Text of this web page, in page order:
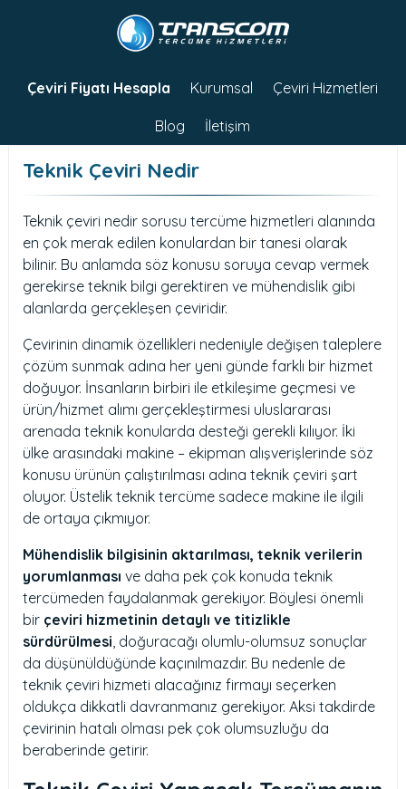
Çeviri Fiyatı Hesapla Kurumsal Çeviri Hizmetleri
Blog İletişim
Teknik Çeviri Nedir
Teknik çeviri nedir sorusu tercüme hizmetleri alanında
en çok merak edilen konulardan bir tanesi olarak
bilinir. Bu anlamda söz konusu soruya cevap vermek
gerekirse teknik bilgi gerektiren ve mühendislik gibi
alanlarda gerçekleşen çeviridir.
Çevirinin dinamik özellikleri nedeniyle değişen taleplere
çözüm sunmak adına her yeni günde farklı bir hizmet
doğuyor. İnsanların birbiri ile etkileşime geçmesi ve
ürün/hizmet alımı gerçekleştirmesi uluslararası
arenada teknik konularda desteği gerekli kılıyor. İki
ülke arasındaki makine – ekipman alışverişlerinde söz
konusu ürünün çalıştırılması adına teknik çeviri şart
oluyor. Üstelik teknik tercüme sadece makine ile ilgili
de ortaya çıkmıyor.
Mühendislik bilgisinin aktarılması, teknik verilerin
yorumlanması ve daha pek çok konuda teknik
tercümeden faydalanmak gerekiyor. Böylesi önemli
bir çeviri hizmetinin detaylı ve titizlikle
sürdürülmesi, doğuracağı olumlu-olumsuz sonuçlar
da düşünüldüğünde kaçınılmazdır. Bu nedenle de
teknik çeviri hizmeti alacağınız firmayı seçerken
oldukça dikkatli davranmanız gerekiyor. Aksi takdirde
çevirinin hatalı olması pek çok olumsuzluğu da
beraberinde getirir.